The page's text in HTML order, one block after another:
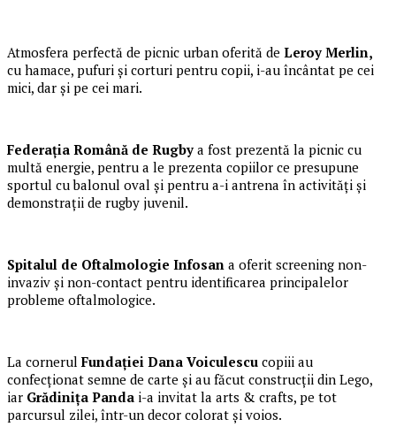
Atmosfera perfectă de picnic urban oferită de Leroy Merlin,
cu hamace, pufuri și corturi pentru copii, i-au încântat pe cei
mici, dar și pe cei mari.
Federația Română de Rugby a fost prezentă la picnic cu
multă energie, pentru a le prezenta copiilor ce presupune
sportul cu balonul oval și pentru a-i antrena în activități și
demonstrații de rugby juvenil.
Spitalul de Oftalmologie Infosan a oferit screening non-
invaziv și non-contact pentru identificarea principalelor
probleme oftalmologice.
La cornerul Fundației Dana Voiculescu copiii au
confecționat semne de carte și au făcut construcții din Lego,
iar Grădinița Panda i-a invitat la arts & crafts, pe tot
parcursul zilei, într-un decor colorat și voios.